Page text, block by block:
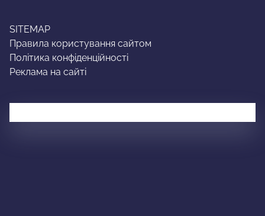
SITEMAP
Правила користування сайтом
Політика конфіденційності
Реклама на сайті